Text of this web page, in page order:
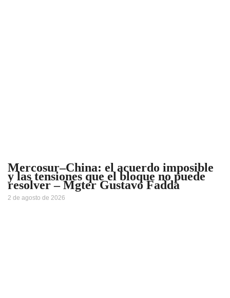
Mercosur–China: el acuerdo imposible
y las tensiones que el bloque no puede
resolver – Mgter Gustavo Fadda
2 de agosto de 2026